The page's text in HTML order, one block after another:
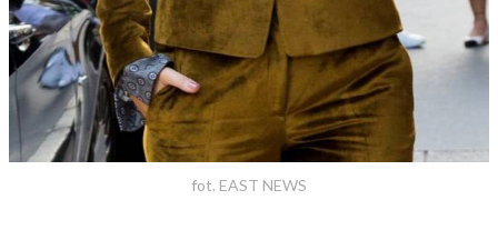
fot. EAST NEWS